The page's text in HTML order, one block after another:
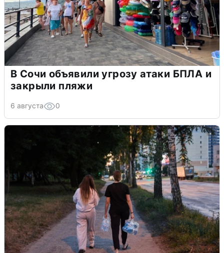
В Сочи объявили угрозу атаки БПЛА и
закрыли пляжи
6 августа 0